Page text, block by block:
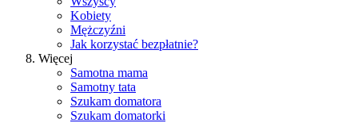
Kobiety
Mężczyźni
Jak korzystać bezpłatnie?
Więcej
Samotna mama
Samotny tata
Szukam domatora
Szukam domatorki